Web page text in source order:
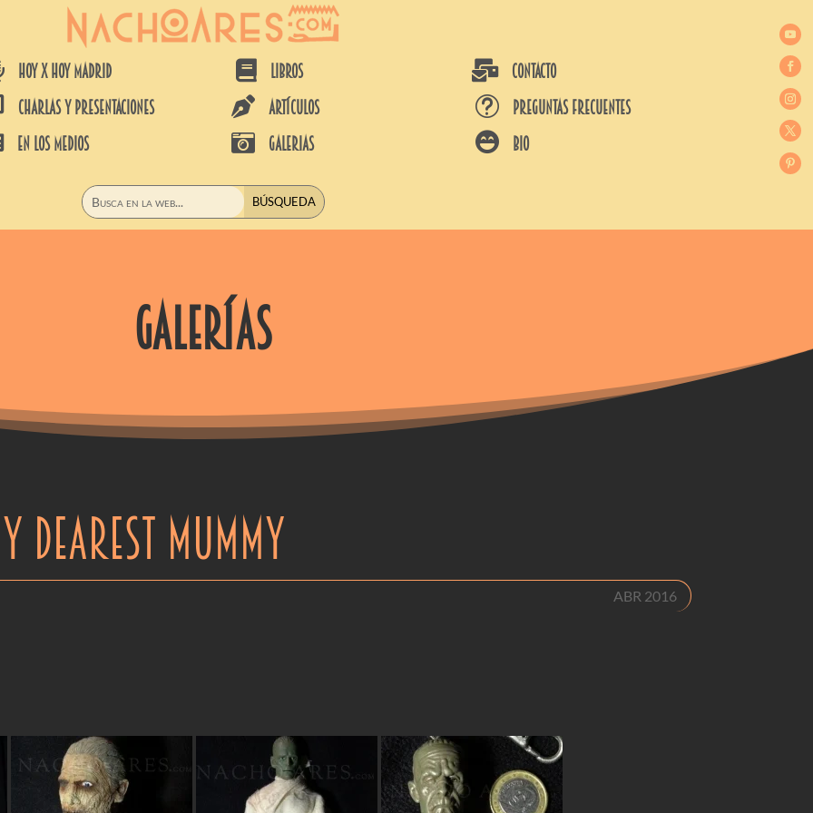
HOY X HOY MADRID
CHARLAS Y PRESENTACIONES
EN LOS MEDIOS
 LIBROS
 ARTÍCULOS
 GALERIAS
 CONTACTO
t Preguntas frecuentes
 BIO
galerías
DEAREST MUMMY
ABR 2016